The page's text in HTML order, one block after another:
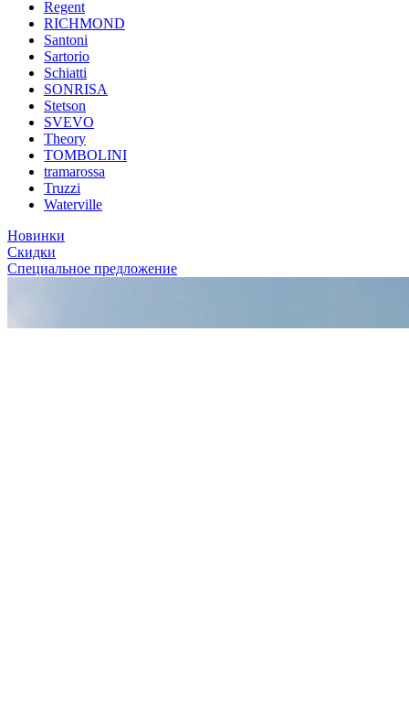
Regent
RICHMOND
Santoni
Sartorio
Schiatti
SONRISA
Stetson
SVEVO
Theory
TOMBOLINI
tramarossa
Truzzi
Waterville
Новинки
Скидки
Специальное предложение